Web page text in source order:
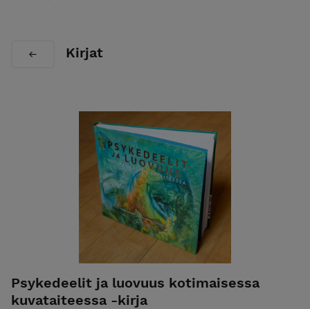
Kirjat
Psykedeelit ja luovuus kotimaisessa
kuvataiteessa -kirja